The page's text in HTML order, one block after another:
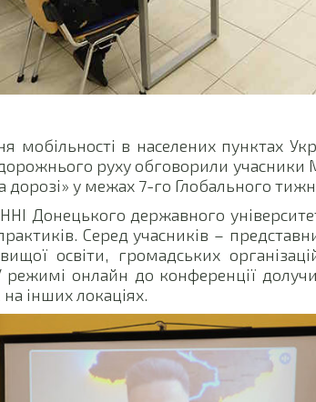
мобільності в населених пунктах
руху обговорили учасники
дорозі» у межах 7-го Глобального
Донецького державного
Серед учасників –
освіти, громадських
режимі онлайн до конференції
інших локаціях.